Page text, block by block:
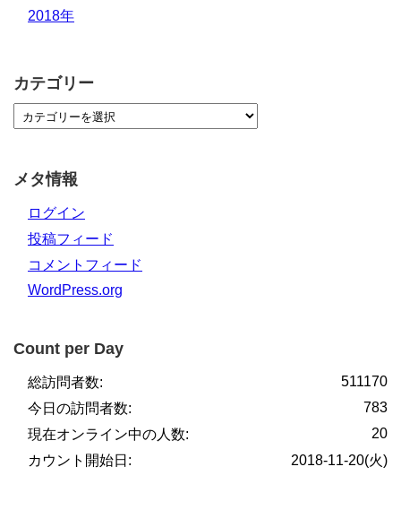
2018年
カテゴリー
メタ情報
ログイン
投稿フィード
コメントフィード
WordPress.org
Count per Day
511170
総訪問者数:
783
今日の訪問者数:
20
現在オンライン中の人数:
2018-11-20(火)
カウント開始日: